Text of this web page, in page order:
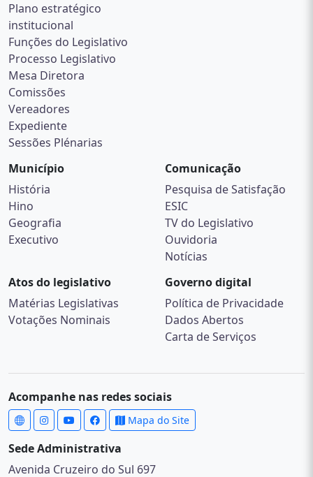
Plano estratégico
institucional
Funções do Legislativo
Processo Legislativo
Mesa Diretora
Comissões
Vereadores
Expediente
Sessões Plénarias
Município
História
Hino
Geografia
Executivo
Comunicação
Pesquisa de Satisfação
ESIC
TV do Legislativo
Ouvidoria
Notícias
Atos do legislativo
Matérias Legislativas
Votações Nominais
Governo digital
Política de Privacidade
Dados Abertos
Carta de Serviços
Acompanhe nas redes sociais
Mapa do Site
Sede Administrativa
Avenida Cruzeiro do Sul 697